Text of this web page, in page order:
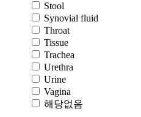
Stool
Synovial fluid
Throat
Tissue
Trachea
Urethra
Urine
Vagina
해당없음